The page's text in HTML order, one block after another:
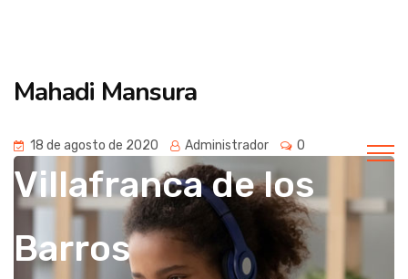
Villafranca de los
Barros
Mahadi Mansura
18 de agosto de 2020 Administrador 0